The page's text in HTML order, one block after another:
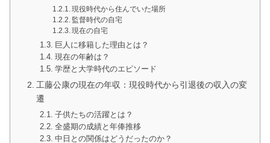
現役時代から住んでいた場所
監督時代の自宅
現在の自宅
巨人に移籍した理由とは？
現在の年齢は？
学歴と大学時代のエピソード
工藤公康の現在の年収：現役時代から引退後の収入の変
遷
子供たちの活躍とは？
全盛期の成績と年俸推移
中日との関係はどうだったのか？